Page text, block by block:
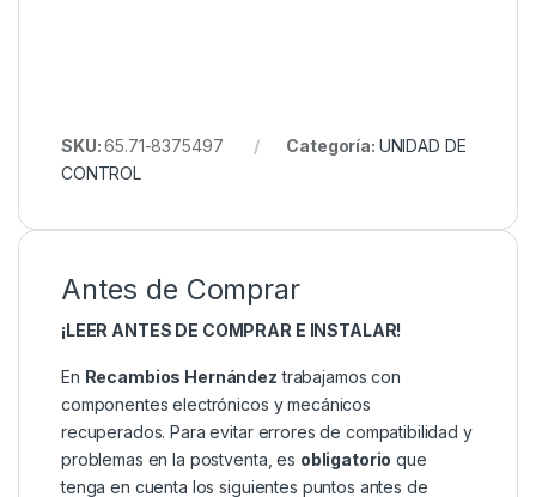
SKU:65.71-8375497 Categoría: UNIDAD DE
CONTROL
Antes de Comprar
¡LEER ANTES DE COMPRAR E INSTALAR!
En Recambios Hernández trabajamos con
componentes electrónicos y mecánicos
recuperados. Para evitar errores de compatibilidad y
problemas en la postventa, es obligatorio que
tenga en cuenta los siguientes puntos antes de